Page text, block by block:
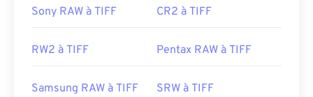
Sony RAW à TIFF CR2 à TIFF
RW2 à TIFF Pentax RAW à TIFF
Samsung RAW à TIFF SRW à TIFF